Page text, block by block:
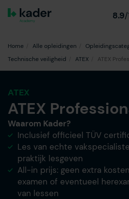
8.9/
Home Alle opleidingen
Technische veiligheid
ATEX ATEX
ATEX
ATEX
Waarom Kader?
Inclusief officieel TÜV
Les van echte
praktijk lesgeven
All-in prijs: geen extra
examen of eventueel
van lessen